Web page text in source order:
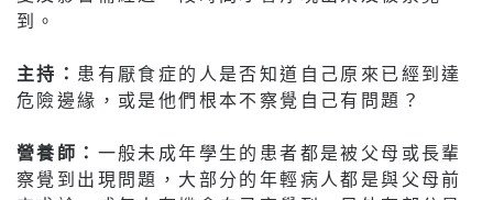
到。
主持： 患有厭食症的人是否知道自己原來已經到達
危險邊緣，或是他們根本不察覺自己有問題？
營養師： 一般未成年學生的患者都是被父母或長輩
察覺到出現問題，大部分的年輕病人都是與父母前